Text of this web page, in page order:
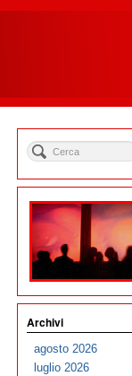
Archivi
agosto 2026
luglio 2026